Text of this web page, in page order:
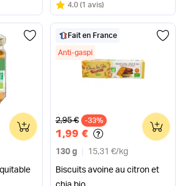
Note
4.0 sur 5
(1 avis)
0
Fait en France
Anti-gaspi
Ancien prix
2,95 € -33%
1,99 €
130 g 15,31 €/ kg
Biscuits avoine au citron et
0